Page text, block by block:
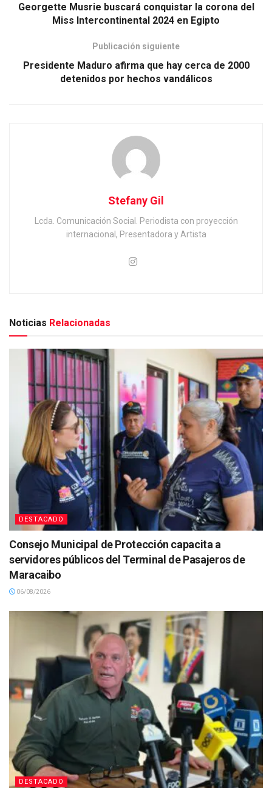
Georgette Musrie buscará conquistar la corona del
Miss Intercontinental 2024 en Egipto
Publicación siguiente
Presidente Maduro afirma que hay cerca de 2000
detenidos por hechos vandálicos
Stefany Gil
Lcda. Comunicación Social. Periodista con proyección
internacional, Presentadora y Artista
Noticias Relacionadas
DESTACADO
Consejo Municipal de Protección capacita a
servidores públicos del Terminal de Pasajeros de
Maracaibo
06/08/2026
DESTACADO